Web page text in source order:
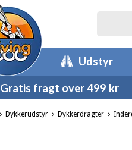
Udstyr
Gratis fragt over 499 kr
Dykkerudstyr Dykkerdragter